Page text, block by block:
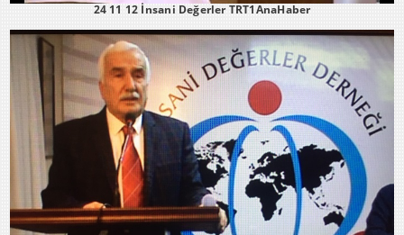
24 11 12 İnsani Değerler TRT1AnaHaber